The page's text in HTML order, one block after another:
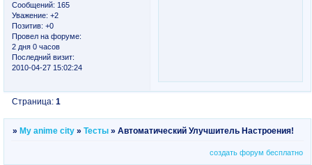
Сообщений: 165
Уважение: +2
Позитив: +0
Провел на форуме:
2 дня 0 часов
Последний визит:
2010-04-27 15:02:24
Страница:1
»My anime city »Тесты »Автоматический Улучшитель Настроения!
создать форум бесплатно